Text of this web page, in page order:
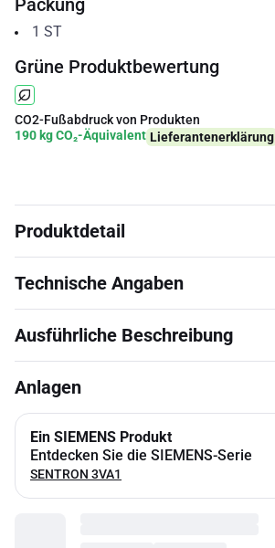
Packung
1 ST
Grüne Produktbewertung
CO2-Fußabdruck von Produkten
190 kg CO₂-Äquivalent Lieferantenerklärung
Produktdetail
Technische Angaben
Ausführliche Beschreibung
Anlagen
Ein SIEMENS Produkt
Entdecken Sie die SIEMENS-Serie
SENTRON 3VA1